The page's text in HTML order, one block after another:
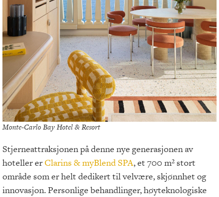
Monte-Carlo Bay Hotel & Resort
Stjerneattraksjonen på denne nye generasjonen av
hoteller erClarins & myBlend SPA, et 700 m² stort
område som er helt dedikert til velvære, skjønnhet og
innovasjon. Personlige behandlinger, høyteknologiske